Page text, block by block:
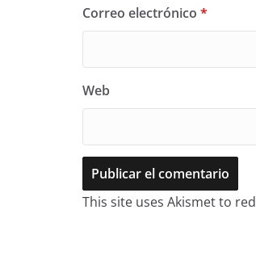
Correo electrónico *
Web
This site uses Akismet to